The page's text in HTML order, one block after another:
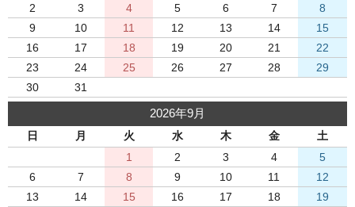
2
3 4 5 6 7
8
9
10 11 12 13 14
15
16
17 18 19 20 21
22
23
24 25 26 27 28
29
30
31
2026年9月
日 月 火 水 木 金
土
1
2 3 4
5
6
7 8 9 10 11
12
13
14 15 16 17 18 19